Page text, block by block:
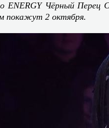
ENERGY Чёрный
покажут 2 октября.